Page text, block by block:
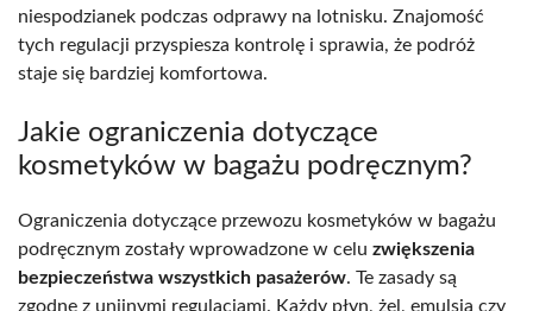
niespodzianek podczas odprawy na lotnisku. Znajomość
tych regulacji przyspiesza kontrolę i sprawia, że podróż
staje się bardziej komfortowa.
Jakie ograniczenia dotyczące
kosmetyków w bagażu podręcznym?
Ograniczenia dotyczące przewozu kosmetyków w bagażu
podręcznym zostały wprowadzone w celu zwiększenia
bezpieczeństwa wszystkich pasażerów. Te zasady są
zgodne z unijnymi regulacjami. Każdy płyn, żel, emulsja czy